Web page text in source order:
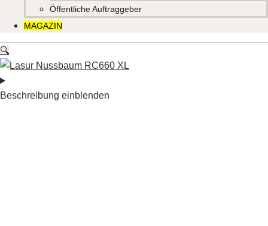
Öffentliche Auftraggeber
MAGAZIN
🔍
Beschreibung einblenden